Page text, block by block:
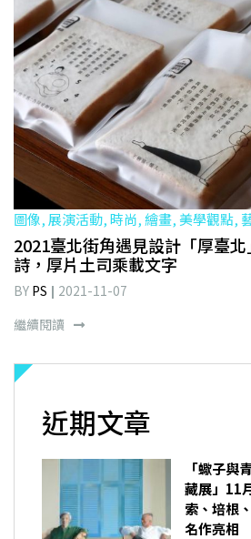
圖像, 展演活動, 時尚, 繪畫, 美學觀點,
2021臺北街角遇見設計「厚臺
詩，厚片土司乘載文字
BY PS
2021-11-07
繼續閱讀
近期文章
「蠍子與
藏展」11
索、培根
名作亮相